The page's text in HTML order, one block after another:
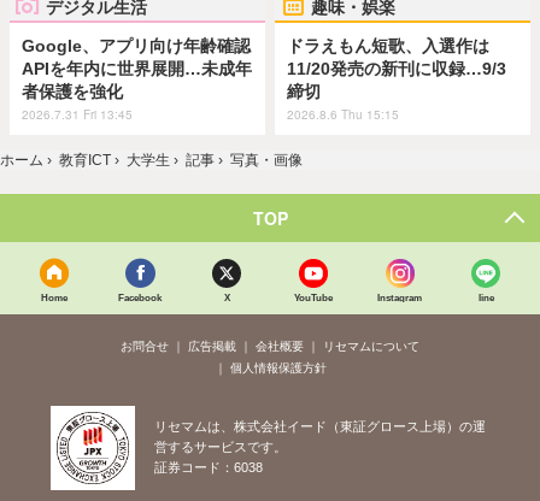
デジタル生活
Google、アプリ向け年齢確認
APIを年内に世界展開…未成年
者保護を強化
2026.7.31 Fri 13:45
趣味・娯楽
ドラえもん短歌、入選作は
11/20発売の新刊に収録…9/3
締切
2026.8.6 Thu 15:15
ホーム › 教育ICT › 大学生 › 記事 › 写真・画像
TOP
Home Facebook X YouTube Instagram line
お問合せ 広告掲載 会社概要
リセマムについて
個人情報保護方針
リセマムは、株式会社イード（東証グロース上場）の運
営するサービスです。
証券コード：6038